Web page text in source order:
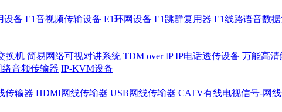
设备 E1音视频传输设备 E1环网设备 E1跳群复用器 E1线路语音数
换机 简易网络可视对讲系统 TDM over IP IP电话透传设备 万能高清
络音频传输器 IP-KVM设备
传输器 HDMI网线传输器 USB网线传输器 CATV有线电视信号-网